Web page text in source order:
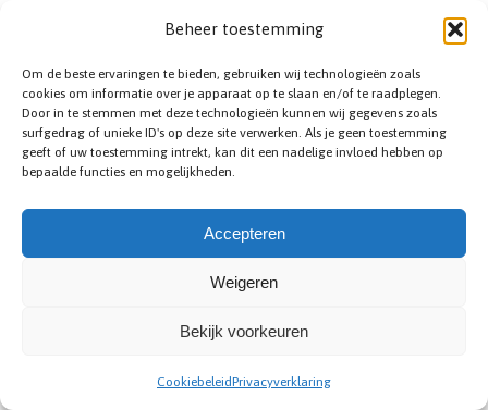
Beheer toestemming
Om de beste ervaringen te bieden, gebruiken wij technologieën zoals
cookies om informatie over je apparaat op te slaan en/of te raadplegen.
Door in te stemmen met deze technologieën kunnen wij gegevens zoals
surfgedrag of unieke ID's op deze site verwerken. Als je geen toestemming
geeft of uw toestemming intrekt, kan dit een nadelige invloed hebben op
bepaalde functies en mogelijkheden.
Accepteren
Weigeren
Bekijk voorkeuren
CookiebeleidPrivacyverklaring
Zoldertrap plaatsen
Hebt u een zolder bij uw woning in Opwijk, en kunt u
om te kijken naar diverse zoldertrappen. Een